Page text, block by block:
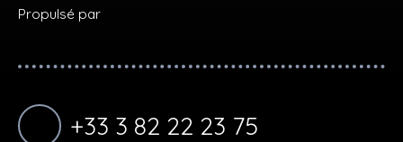
Propulsé par
+33 3 82 22 23 75